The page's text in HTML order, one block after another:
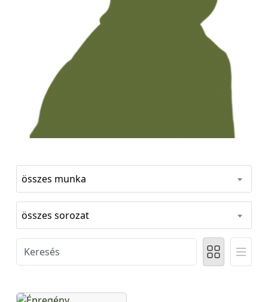
összes munka
összes sorozat